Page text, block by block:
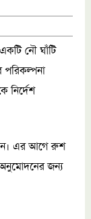
একটি নৌ ঘাঁটি
পরিকল্পনা
নির্দেশ
এর আগে রুশ
অনুমোদনের জন্য